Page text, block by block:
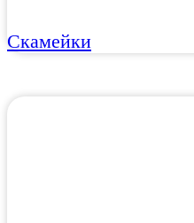
Скамейки